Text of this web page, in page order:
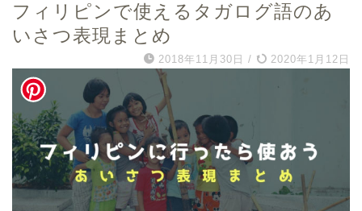
フィリピンで使えるタガログ語のあ
いさつ表現まとめ
2018年11月30日 / 2020年1月12日